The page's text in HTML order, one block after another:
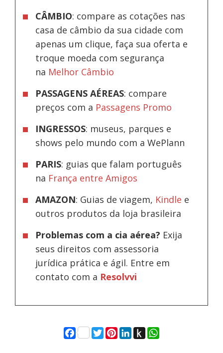
CÂMBIO: compare as cotações nas
casa de câmbio da sua cidade com
apenas um clique, faça sua oferta e
troque moeda com segurança
na Melhor Câmbio
PASSAGENS AÉREAS: compare
preços com a Passagens Promo
INGRESSOS: museus, parques e
shows pelo mundo com a WePlann
PARIS: guias que falam português
na França entre Amigos
AMAZON: Guias de viagem, Kindle e
outros produtos da loja brasileira
Problemas com a cia aérea? Exija
seus direitos com assessoria
jurídica prática e ágil. Entre em
contato com a Resolvvi
Facebook
Twitter
Pinterest
LinkedIn
Push
to
WhatsApp